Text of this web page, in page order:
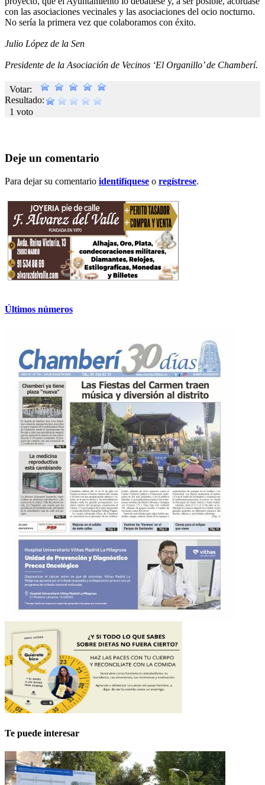
con las asociaciones vecinales y las asociaciones del ocio nocturno.
No sería la primera vez que colaboramos con éxito.
Julio López de la Sen
Presidente de la Asociación de Vecinos ‘El Organillo’ de Chamberí.
Votar:
Resultado:
1 voto
Deje un comentario
Para dejar su comentario identifíquese o regístrese.
Últimos números
Te puede interesar